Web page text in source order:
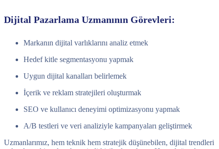
Dijital Pazarlama Uzmanının Görevleri:
Markanın dijital varlıklarını analiz etmek
Hedef kitle segmentasyonu yapmak
Uygun dijital kanalları belirlemek
İçerik ve reklam stratejileri oluşturmak
SEO ve kullanıcı deneyimi optimizasyonu yapmak
A/B testleri ve veri analiziyle kampanyaları geliştirmek
Uzmanlarımız, hem teknik hem stratejik düşünebilen, dijital trendleri